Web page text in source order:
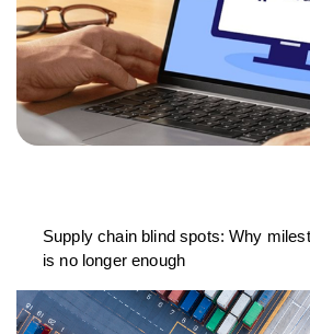
Supply chain blind spots: Why
is no longer enough